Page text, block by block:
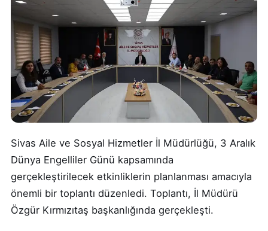
Sivas Aile ve Sosyal Hizmetler İl Müdürlüğü, 3 Aralık
Dünya Engelliler Günü kapsamında
gerçekleştirilecek etkinliklerin planlanması amacıyla
önemli bir toplantı düzenledi. Toplantı, İl Müdürü
Özgür Kırmızıtaş başkanlığında gerçekleşti.